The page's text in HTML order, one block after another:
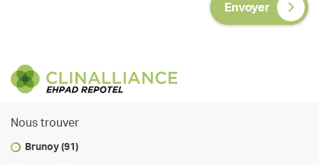
Envoyer
Nous trouver
Brunoy (91)